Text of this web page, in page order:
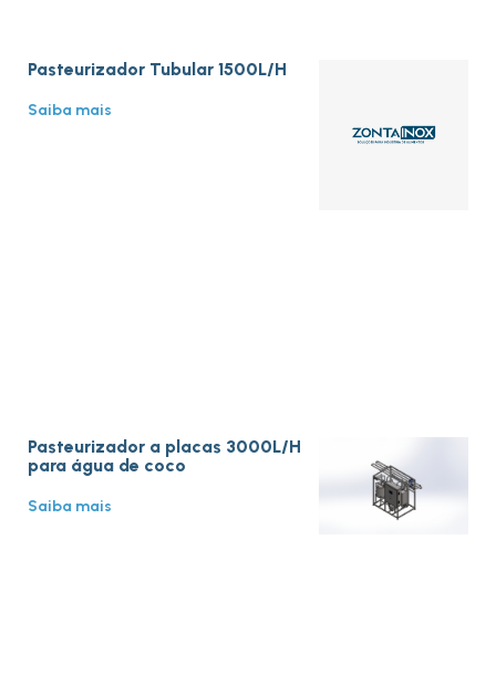
Pasteurizador Tubular 1500L/H
Saiba mais
Pasteurizador a placas 3000L/H
para água de coco
Saiba mais